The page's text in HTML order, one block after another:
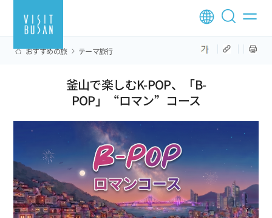
おすすめの旅 テーマ旅行
釜山で楽しむK-POP、「B-
POP」“ロマン”コース